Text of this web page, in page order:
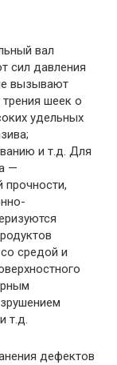
вал
сил давления
вызывают
шеек о
удельных
и т.д. Для
—
прочности,
средой и
т.д.
дефектов